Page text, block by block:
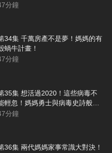
分鐘
34集 千萬房產不是夢！媽媽的有
蝸牛計畫！
分鐘
35集 想活過2020！這些病毒不
輕忽！媽媽勇士與病毒史詩般的
爭！
分鐘
36集 兩代媽媽家事常識大對決！